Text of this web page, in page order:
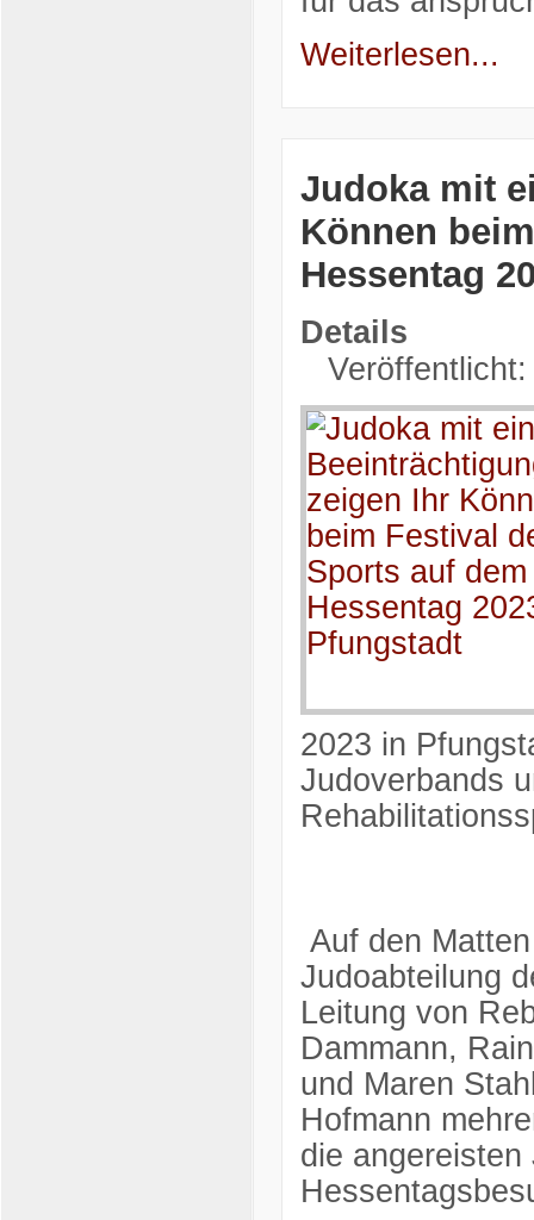
Weiterlesen...
Judoka mit
Können
Hessentag
Details
2023 in
Judoverbands
Auf den
Judoabteilung
Leitung von
Dammann,
und Maren
Hofmann
die